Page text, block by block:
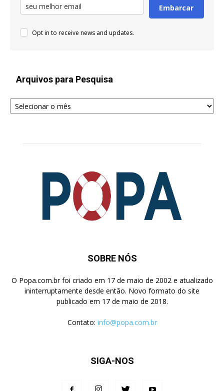
Embarcar
Opt in to receive news and updates.
Arquivos para Pesquisa
Arquivos
para
SOBRE NÓS
O Popa.com.br foi criado em 17 de maio de 2002 e atualizado
ininterruptamente desde então. Novo formato do site
publicado em 17 de maio de 2018.
Contato: info@popa.com.br
SIGA-NOS